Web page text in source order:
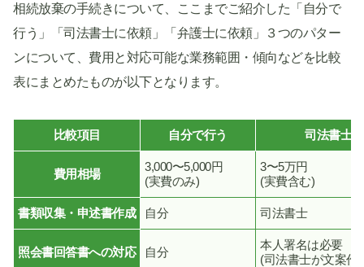
相続放棄の手続きについて、ここまでご紹介した「自分で
行う」「司法書士に依頼」「弁護士に依頼」３つのパター
ンについて、費用と対応可能な業務範囲・傾向などを比較
表にまとめたものが以下となります。
比較項目 自分で行う 司法書士
費用相場
3,000〜5,000円
(実費のみ)
3〜5万円
(実費含む)
書類収集・申述書作成 自分 司法書士
照会書回答書への対応 自分
本人署名は必要
(司法書士が文案作